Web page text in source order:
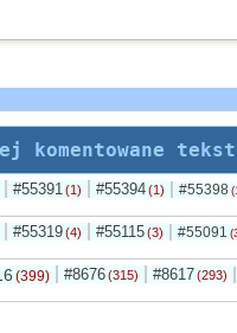
komentowane
#55391 (1) #55394 (1) #55398
#55319 (4) #55115 (3) #55091
(399) #8676 (315) #8617 (293)